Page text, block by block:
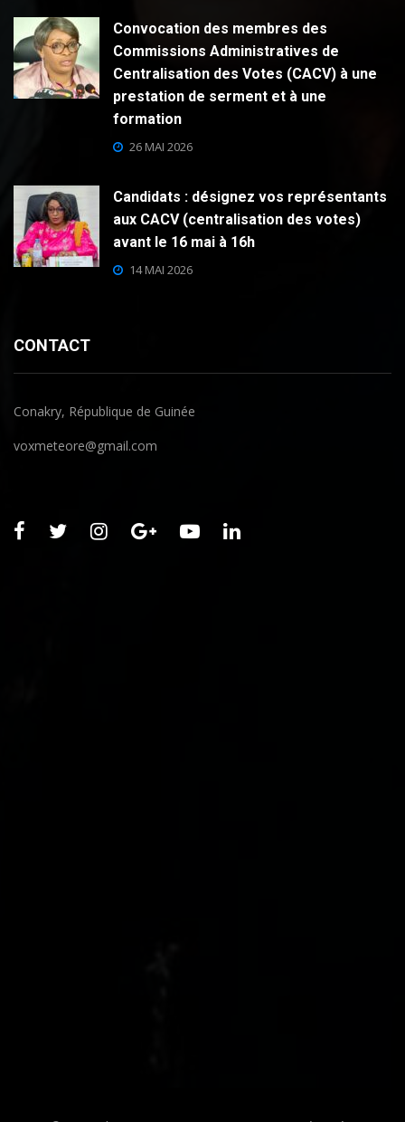
Convocation des membres des
Commissions Administratives de
Centralisation des Votes (CACV) à une
prestation de serment et à une
formation
26 MAI 2026
Candidats : désignez vos représentants
aux CACV (centralisation des votes)
avant le 16 mai à 16h
14 MAI 2026
CONTACT
Conakry, République de Guinée
voxmeteore@gmail.com